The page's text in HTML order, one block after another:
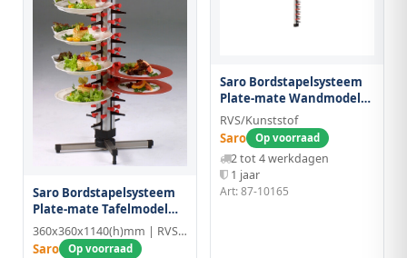
Saro Bordstapelsysteem
Plate-mate Tafelmodel
Tm-48
360x360x1140(h)mm | RVS/Kunststof
Saro Op voorraad
Saro Bordstapelsysteem
Plate-mate Wandmodel
Wm-18
RVS/Kunststof
Saro Op voorraad
2 tot 4 werkdagen
1 jaar
Art: 87-10165